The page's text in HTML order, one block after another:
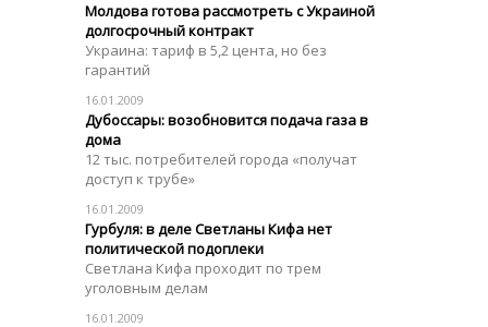
Молдова готова рассмотреть с Украиной
долгосрочный контракт
Украина: тариф в 5,2 цента, но без
гарантий
16.01.2009
Дубоссары: возобновится подача газа в
дома
12 тыс. потребителей города «получат
доступ к трубе»
16.01.2009
Гурбуля: в деле Светланы Кифа нет
политической подоплеки
Светлана Кифа проходит по трем
уголовным делам
16.01.2009